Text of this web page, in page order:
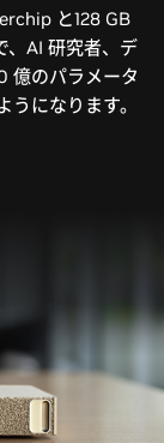
詳細を
コミュニティ